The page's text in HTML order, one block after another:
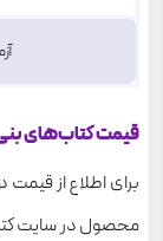
قیمت کتاب‌های
برای اطلاع از
محصول در سایت